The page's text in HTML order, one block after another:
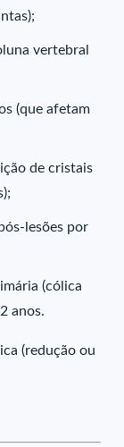
vertebral
(que afetam
de cristais
lesões por
(cólica
anos.
(redução ou